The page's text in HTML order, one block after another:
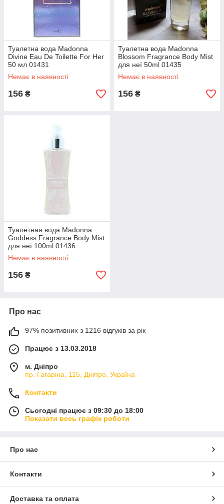
Туалетна вода Madonna
Divine Eau De Toilette For Her
50 мл 01431
Немає в наявності
156 ₴
Туалетна вода Madonna
Blossom Fragrance Body Mist
для неї 50ml 01435
Немає в наявності
156 ₴
Туалетная вода Madonna
Goddess Fragrance Body Mist
для неї 100ml 01436
Немає в наявності
156 ₴
Про нас
97% позитивних з 1216 відгуків за рік
Працює з 13.03.2018
м. Дніпро
пр. Гагаріна, 115, Дніпро, Україна
Контакти
Сьогодні працює з 09:30 до 18:00
Показати весь графік роботи
Про нас
Контакти
Доставка та оплата